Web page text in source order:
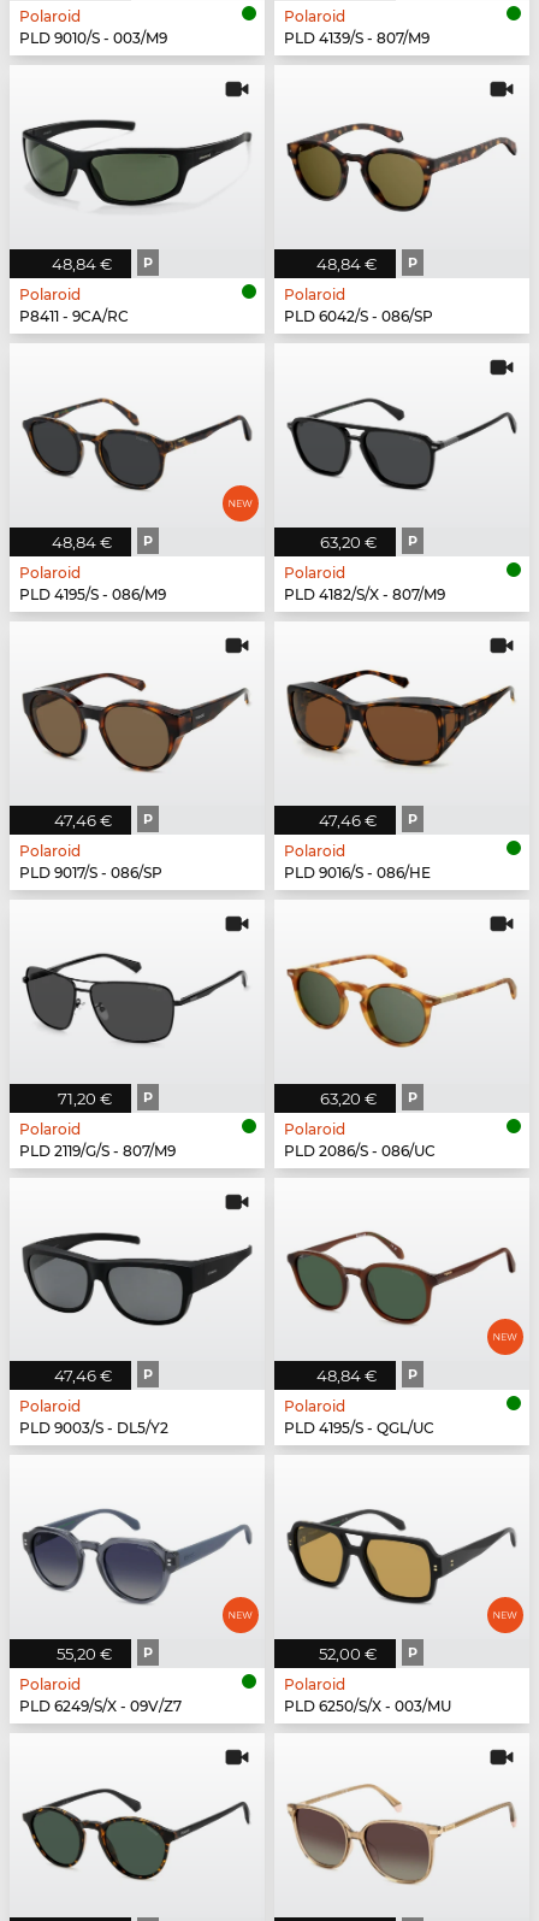
Polaroid
PLD 9010/S - 003/M9
Polaroid
PLD 4139/S - 807/M9
48,84 € P
Polaroid
P8411 - 9CA/RC
48,84 € P
Polaroid
PLD 6042/S - 086/SP
48,84 € P
Polaroid
PLD 4195/S - 086/M9
63,20 € P
Polaroid
PLD 4182/S/X - 807/M9
47,46 € P
Polaroid
PLD 9017/S - 086/SP
47,46 € P
Polaroid
PLD 9016/S - 086/HE
71,20 € P
Polaroid
PLD 2119/G/S - 807/M9
63,20 € P
Polaroid
PLD 2086/S - 086/UC
47,46 € P
Polaroid
PLD 9003/S - DL5/Y2
48,84 € P
Polaroid
PLD 4195/S - QGL/UC
55,20 € P
Polaroid
PLD 6249/S/X - 09V/Z7
52,00 € P
Polaroid
PLD 6250/S/X - 003/MU